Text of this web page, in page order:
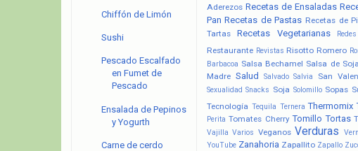
Aderezos Recetas de Ensaladas
Pan Recetas de Pastas Recetas de
Tartas
Recetas Vegetarianas
Restaurante Revistas Risotto Romero
Barbacoa Salsa Bechamel Salsa de Soja
Madre Salud Salvado Salvia San
Sexualidad Snacks Soja Solomillo Sopas
Tecnología Tequila Ternera Thermomix
Perita Tomates Cherry Tomillo Tortas
Vajilla Varios Veganos Verduras
YouTube Zanahoria Zapallito Zapallo
Chiffón de Limón
Sushi
Pescado Escalfado
en Fumet de
Pescado
Ensalada de Pepinos
y Yogurth
Carne de cerdo